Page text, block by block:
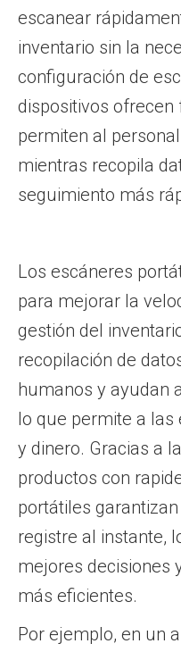
escanear
inventario sin la
configuración de
dispositivos ofrecen
permiten al
mientras recopila
seguimiento más
Los escáneres
para mejorar la
gestión del
recopilación de
humanos y ayudan
lo que permite a
y dinero. Gracias a
productos con
portátiles
registre al instante,
mejores decisiones
más eficientes.
Por ejemplo, en un